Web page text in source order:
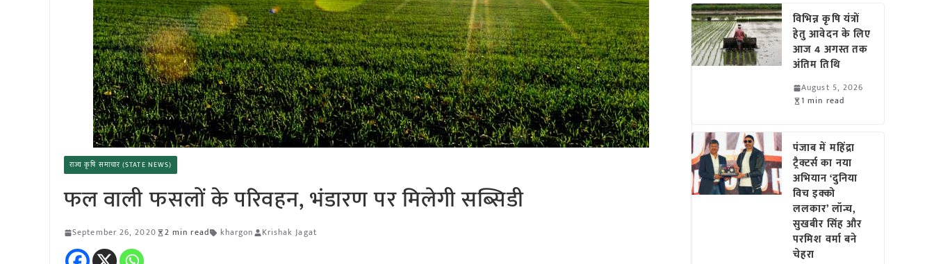
राज्य कृषि समाचार (STATE NEWS)
फल वाली फसलों के परिवहन, भंडारण पर मिलेगी सब्सिडी
September 26, 2020 2 min read khargon Krishak Jagat
विभिन्न कृषि यंत्रों
हेतु आवेदन के लिए
आज 4 अगस्त तक
अंतिम तिथि
August 5, 2026
1 min read
पंजाब में महिंद्रा
ट्रैक्टर्स का नया
अभियान ‘दुनिया
विच इक्को
ललकार’ लॉन्च,
सुखबीर सिंह और
परमिश वर्मा बने
चेहरा